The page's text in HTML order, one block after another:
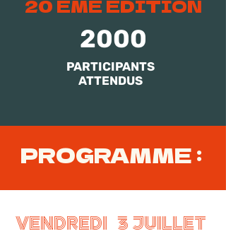
20 EME EDITION
2000
PARTICIPANTS
ATTENDUS
PROGRAMME :
VENDREDI 3 JUILLET